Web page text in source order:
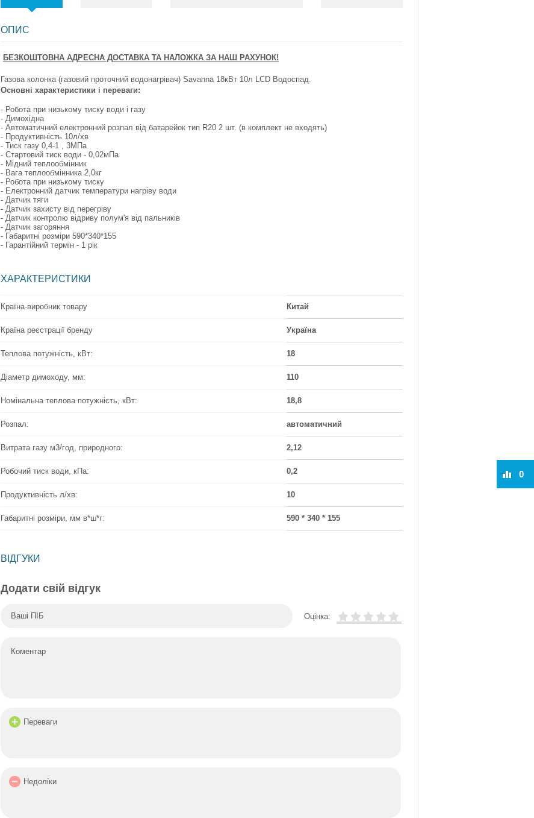
ОПИС
БЕЗКОШТОВНА АДРЕСНА ДОСТАВКА ТА НАЛОЖКА ЗА НАШ РАХУНОК!
Газова колонка (газовий проточний водонагрівач) Savanna 18кВт 10л LCD Водоспад.
Основні характеристики і переваги: ​​
- Робота при низькому тиску води і газу
- Димохідна
- Автоматичний електронний розпал від батарейок тип R20 2 шт. (в комплект не входять)
- Продуктивність 10л/хв
- Тиск газу 0,4-1 , 3МПа
- Стартовий тиск води - 0,02мПа
- Мідний теплообмінник
- Вага теплообмінника 2,0кг
- Робота при низькому тиску
- Електронний датчик температури нагріву води
- Датчик тяги
- Датчик захисту від перегріву
- Датчик контролю відриву полум'я від пальників
- Датчик загоряння
- Габаритні розміри 590*340*155
- Гарантійний термін - 1 рік
ХАРАКТЕРИСТИКИ
Країна-виробник товару Китай
Країна реєстрації бренду Україна
Теплова потужність, кВт: 18
Діаметр димоходу, мм: 110
Номінальна теплова потужність, кВт: 18,8
Розпал: автоматичний
Витрата газу м3/год, природного: 2,12
Робочий тиск води, кПа: 0,2
Продуктивність л/хв: 10
Габаритні розміри, мм в*ш*г: 590 * 340 * 155
ВІДГУКИ
Додати свій відгук
Оцінка:
0